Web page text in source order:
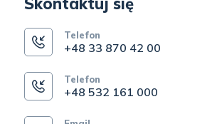
Telefon
+48 33 870 42 00
Telefon
+48 532 161 000